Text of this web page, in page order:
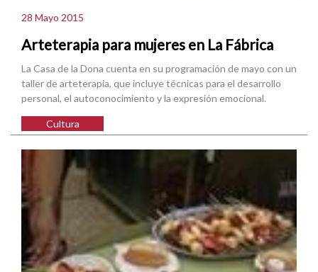
28 Mayo 2015
Arteterapia para mujeres en La Fábrica
La Casa de la Dona cuenta en su programación de mayo con un
taller de arteterapia, que incluye técnicas para el desarrollo
personal, el autoconocimiento y la expresión emocional.
Cultura